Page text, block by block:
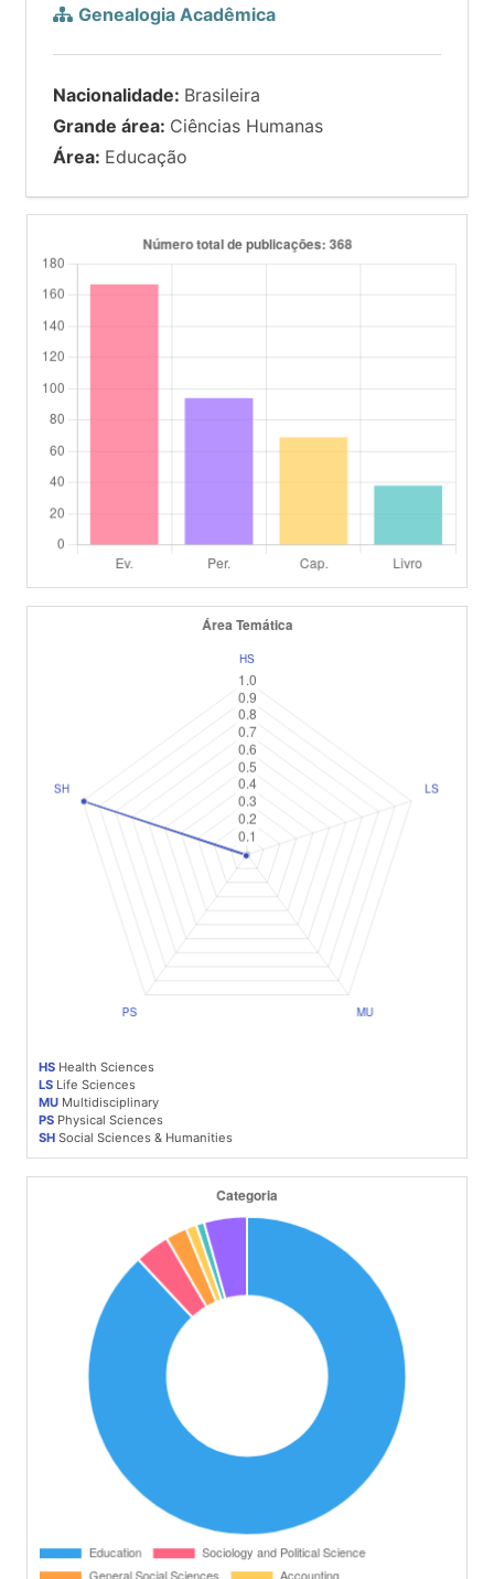
Genealogia Acadêmica
Nacionalidade: Brasileira
Grande área: Ciências Humanas
Área: Educação
HS Health Sciences
LS Life Sciences
MU Multidisciplinary
PS Physical Sciences
SH Social Sciences & Humanities